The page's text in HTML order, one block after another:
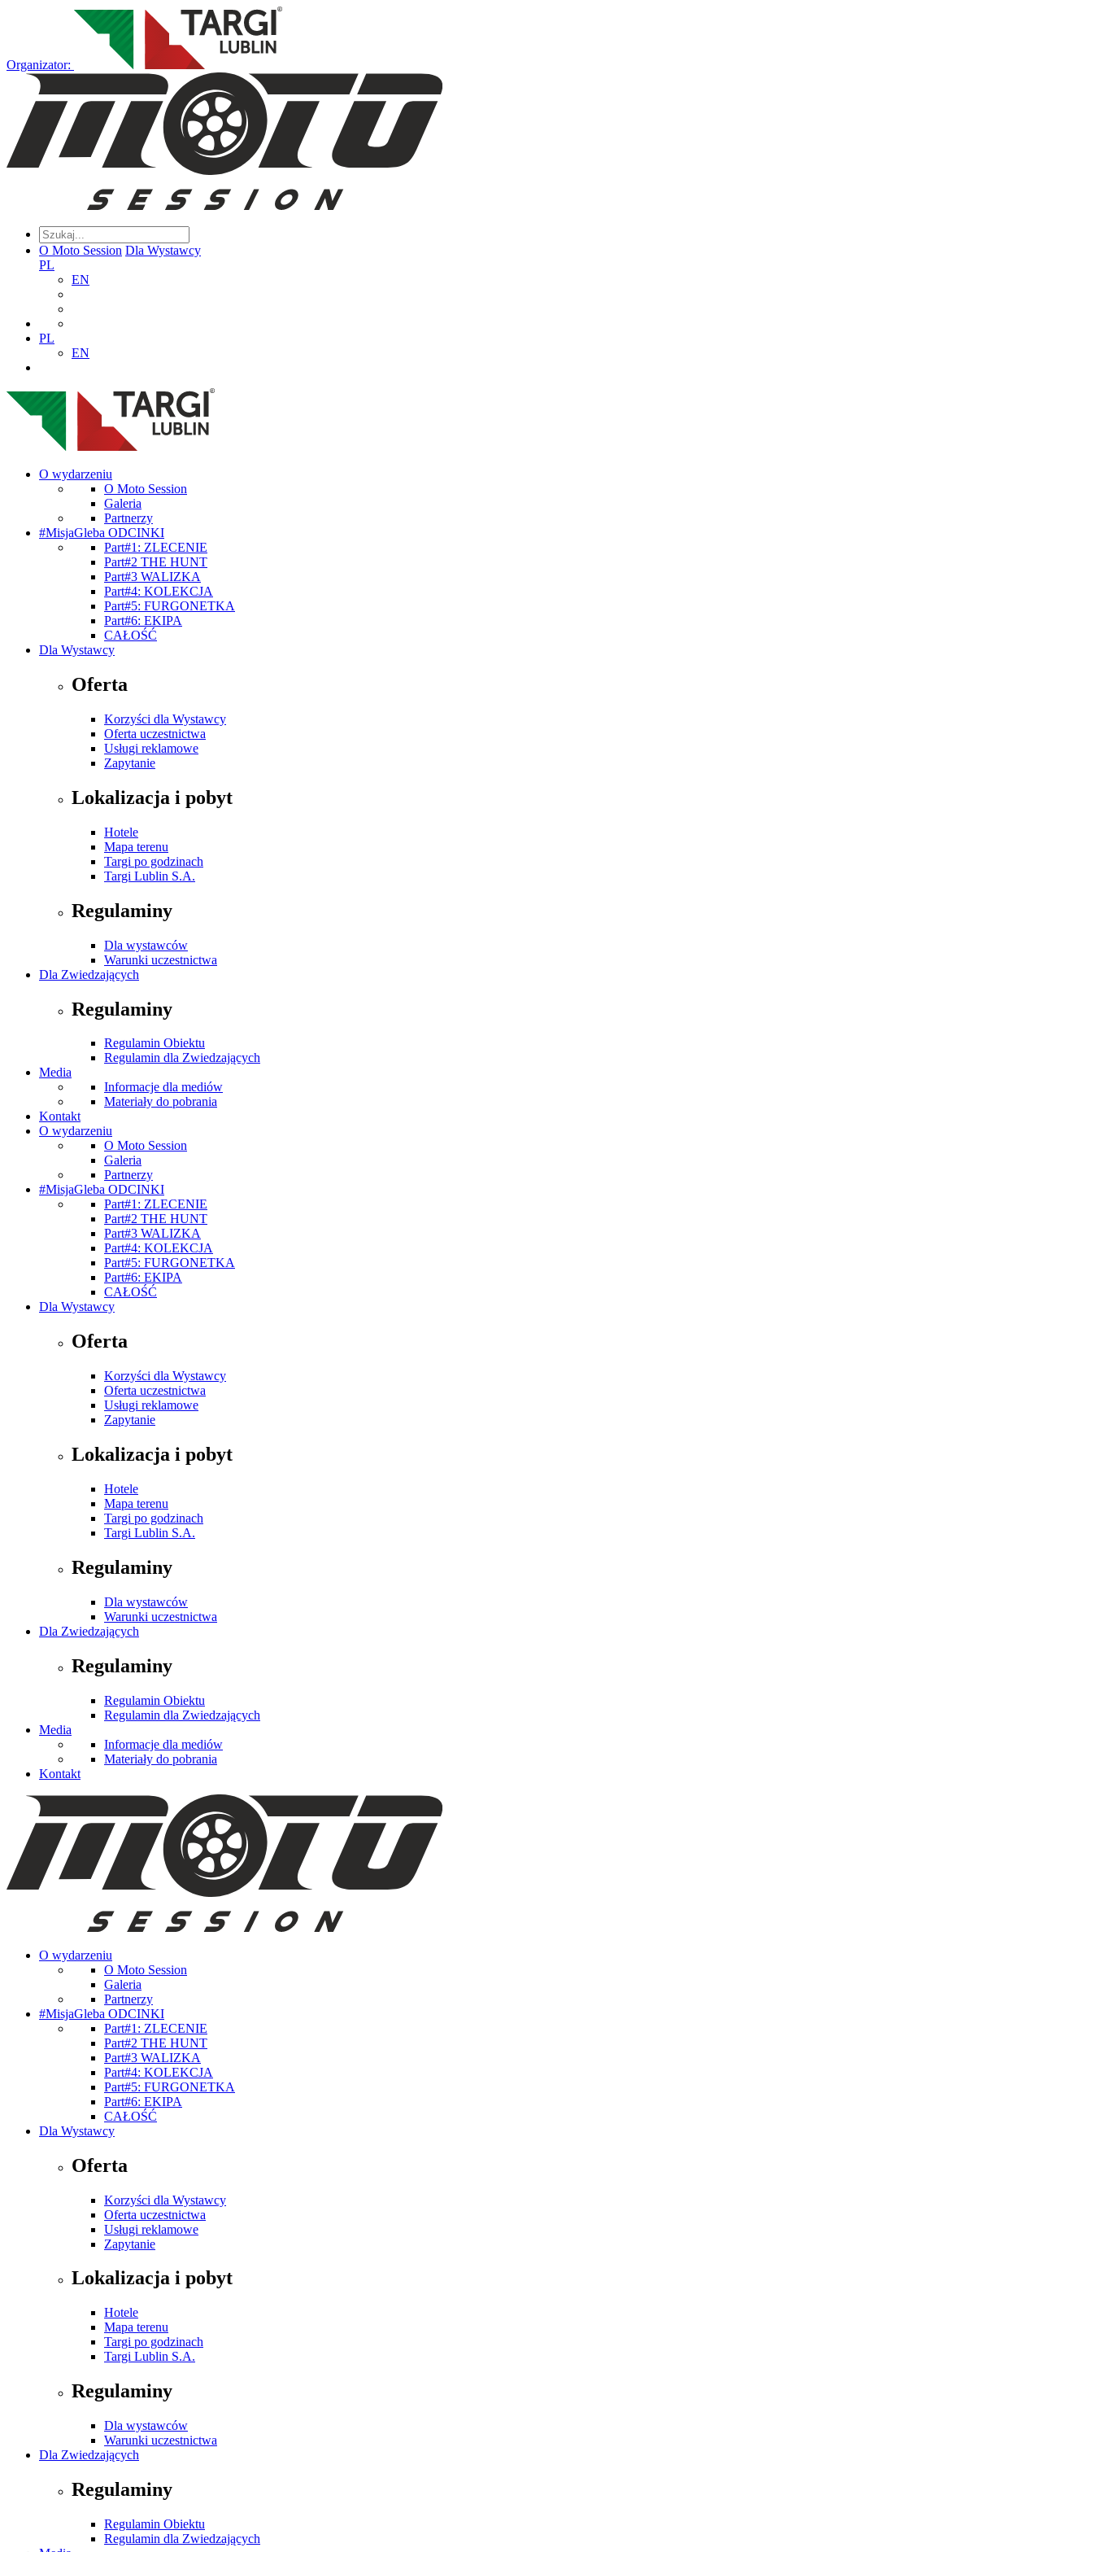
Organizator:
O Moto Session Dla Wystawcy
PL
EN
PL
EN
O wydarzeniu
O Moto Session
Galeria
Partnerzy
#MisjaGleba ODCINKI
Part#1: ZLECENIE
Part#2 THE HUNT
Part#3 WALIZKA
Part#4: KOLEKCJA
Part#5: FURGONETKA
Part#6: EKIPA
CAŁOŚĆ
Dla Wystawcy
Oferta
Korzyści dla Wystawcy
Oferta uczestnictwa
Usługi reklamowe
Zapytanie
Lokalizacja i pobyt
Hotele
Mapa terenu
Targi po godzinach
Targi Lublin S.A.
Regulaminy
Dla wystawców
Warunki uczestnictwa
Dla Zwiedzających
Regulaminy
Regulamin Obiektu
Regulamin dla Zwiedzających
Media
Informacje dla mediów
Materiały do pobrania
Kontakt
O wydarzeniu
O Moto Session
Galeria
Partnerzy
#MisjaGleba ODCINKI
Part#1: ZLECENIE
Part#2 THE HUNT
Part#3 WALIZKA
Part#4: KOLEKCJA
Part#5: FURGONETKA
Part#6: EKIPA
CAŁOŚĆ
Dla Wystawcy
Oferta
Korzyści dla Wystawcy
Oferta uczestnictwa
Usługi reklamowe
Zapytanie
Lokalizacja i pobyt
Hotele
Mapa terenu
Targi po godzinach
Targi Lublin S.A.
Regulaminy
Dla wystawców
Warunki uczestnictwa
Dla Zwiedzających
Regulaminy
Regulamin Obiektu
Regulamin dla Zwiedzających
Media
Informacje dla mediów
Materiały do pobrania
Kontakt
O wydarzeniu
O Moto Session
Galeria
Partnerzy
#MisjaGleba ODCINKI
Part#1: ZLECENIE
Part#2 THE HUNT
Part#3 WALIZKA
Part#4: KOLEKCJA
Part#5: FURGONETKA
Part#6: EKIPA
CAŁOŚĆ
Dla Wystawcy
Oferta
Korzyści dla Wystawcy
Oferta uczestnictwa
Usługi reklamowe
Zapytanie
Lokalizacja i pobyt
Hotele
Mapa terenu
Targi po godzinach
Targi Lublin S.A.
Regulaminy
Dla wystawców
Warunki uczestnictwa
Dla Zwiedzających
Regulaminy
Regulamin Obiektu
Regulamin dla Zwiedzających